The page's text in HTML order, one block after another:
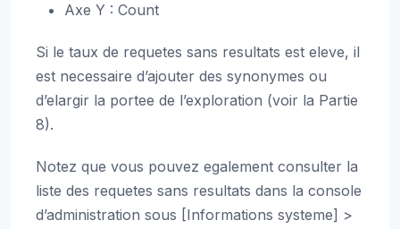
Axe Y : Count
Si le taux de requetes sans resultats est eleve, il
est necessaire d’ajouter des synonymes ou
d’elargir la portee de l’exploration (voir la Partie
8).
Notez que vous pouvez egalement consulter la
liste des requetes sans resultats dans la console
d’administration sous [Informations systeme] >